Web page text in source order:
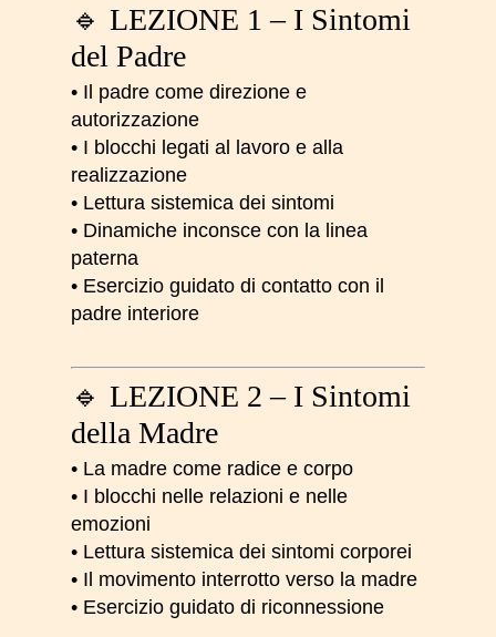
Nessun prodotto nel carrello.
🔹 LEZIONE 1 – I Sintomi
del Padre
• Il padre come direzione e
autorizzazione
• I blocchi legati al lavoro e alla
realizzazione
• Lettura sistemica dei sintomi
• Dinamiche inconsce con la linea
paterna
• Esercizio guidato di contatto con il
padre interiore
🔹 LEZIONE 2 – I Sintomi
della Madre
• La madre come radice e corpo
• I blocchi nelle relazioni e nelle
emozioni
• Lettura sistemica dei sintomi corporei
• Il movimento interrotto verso la madre
• Esercizio guidato di riconnessione